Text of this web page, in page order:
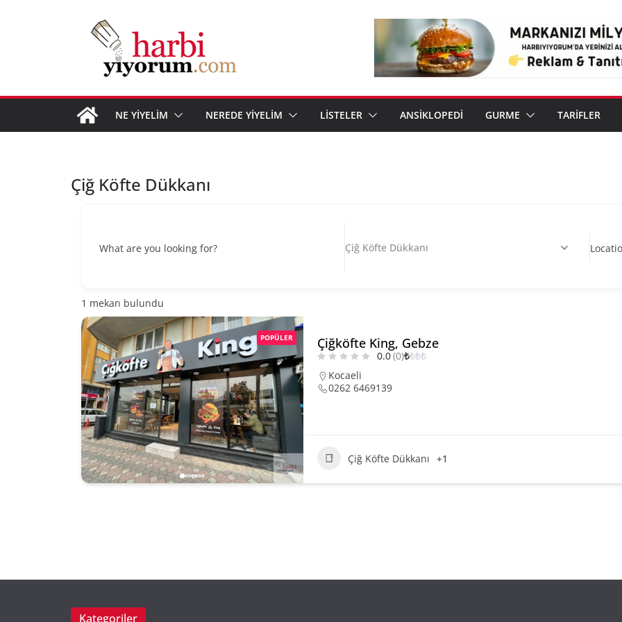
NE YİYELİM NEREDE YİYELİM LİSTELER ANSİKLOPEDİ GURME TARİFLER
Çiğ Köfte Dükkanı
What are you looking for? Çiğ Köfte Dükkanı
1 mekan bulundu
POPÜLER Çiğköfte King, Gebze
0.0(0)₺₺₺₺
Kocaeli
0262 6469139
Çiğ Köfte Dükkanı +1
Kategoriler